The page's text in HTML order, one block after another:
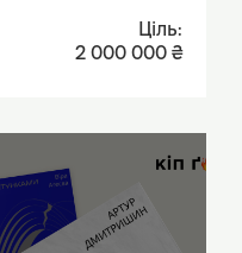
Ціль:
2 000 000 ₴